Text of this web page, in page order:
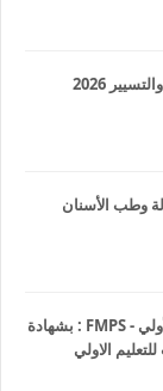
نتائج النهائية المدرسة الوطنية للتجارة والتسيير 2026
وطب الأسنان
المؤسسة المغربية للنهوض بالتعليم الأولي - FMPS : بشهادة
الاولي